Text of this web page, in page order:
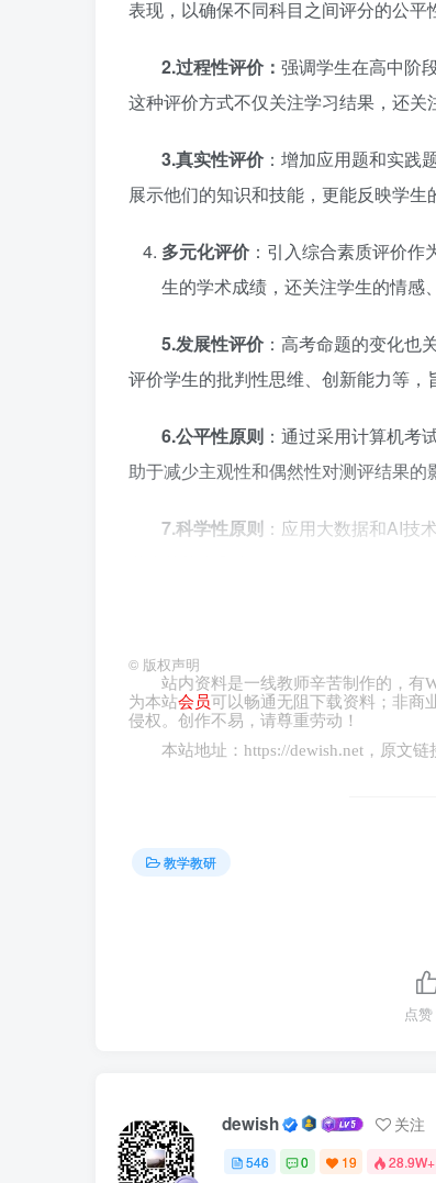
表现，以确保不同科目之间评分的公平
2.过程性评价： 强调学生在高中阶
这种评价方式不仅关注学习结果，还关
3.真实性评价：增加应用题和实践
展示他们的知识和技能，更能反映学生
多元化评价：引入综合素质评价作
生的学术成绩，还关注学生的情感
5.发展性评价：高考命题的变化也
评价学生的批判性思维、创新能力等，
6.公平性原则 ：通过采用计算机考
助于减少主观性和偶然性对测评结果的
7.科学性原则 ：应用大数据和AI技
02 2025年高考命题试卷信息量设
1 考试时长与题目数量
高考命题需要根据考试时长合理
题目的难度与区分度
题目的难度和区分度需要通过信息
© 版权声明
站内资料是一线教师辛苦制作的，有
为本站会员可以畅通无阻下载资料；非商
侵权。创作不易，请尊重劳动！
本站地址： https://dewish.net ，原文
教学教研
点赞
dewish 关注
546 0 19 28.9W+